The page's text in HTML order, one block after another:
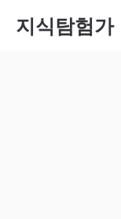
로 건지식탐험가